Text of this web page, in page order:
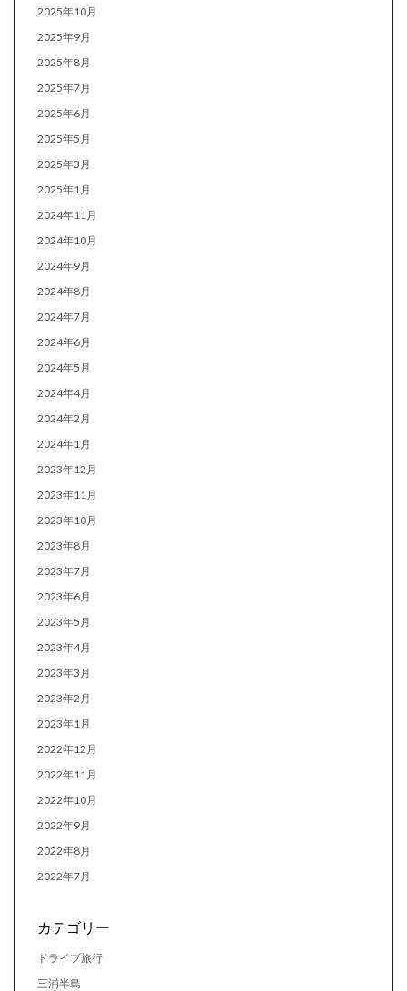
2025年10月
2025年9月
2025年8月
2025年7月
2025年6月
2025年5月
2025年3月
2025年1月
2024年11月
2024年10月
2024年9月
2024年8月
2024年7月
2024年6月
2024年5月
2024年4月
2024年2月
2024年1月
2023年12月
2023年11月
2023年10月
2023年8月
2023年7月
2023年6月
2023年5月
2023年4月
2023年3月
2023年2月
2023年1月
2022年12月
2022年11月
2022年10月
2022年9月
2022年8月
2022年7月
カテゴリー
ドライブ旅行
三浦半島